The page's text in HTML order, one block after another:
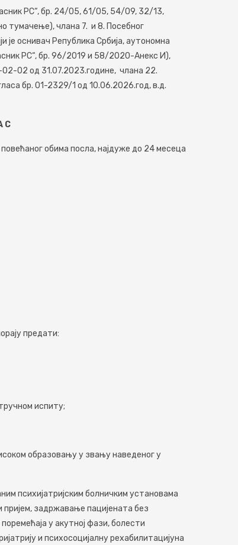
РС“, бр. 24/05, 61/05, 54/09, 32/13,
тумачење), члана 7. и 8. Посебног
је оснивач Република Србија, аутономна
РС“, бр. 96/2019 и 58/2020-Анекс И),
02 од 31.07.2023.године, члана 22.
бр. 01-2329/1 од 10.06.2026.год, в.д.
С
обима посла, најдуже до 24 месеца
предати:
испиту;
образовању у звању наведеног у
психијатријским болничким установама
задржавање пацијената без
у акутној фази, болести
и психосоцијалну рехабилитацијуна